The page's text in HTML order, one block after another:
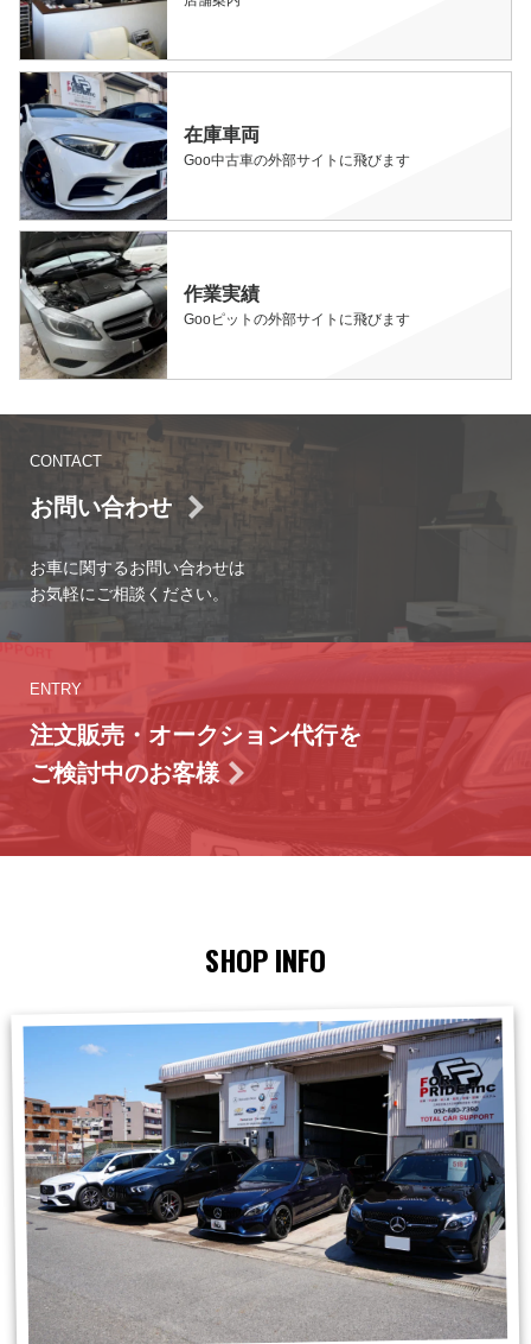
在庫車両
Goo中古車の外部サイトに飛びます
作業実績
Gooピットの外部サイトに飛びます
CONTACT
お問い合わせ
お車に関するお問い合わせは
お気軽にご相談ください。
ENTRY
注文販売・オークション代行を
ご検討中のお客様
SHOP INFO